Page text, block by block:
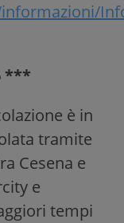
***
è in
tramite
Cesena e
e
tempi